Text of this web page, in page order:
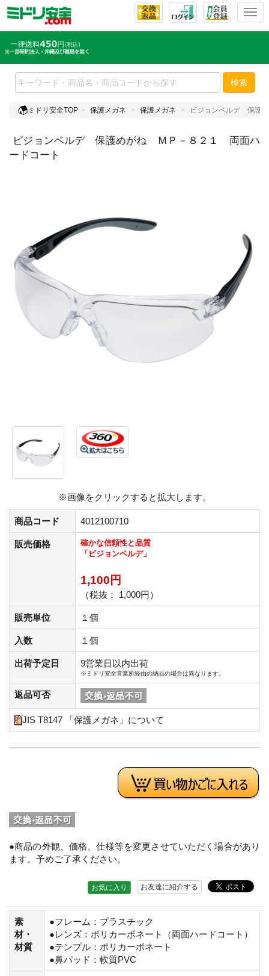
T
l
e
n
v
g
検索
ミドリ安全TOP 保護メガネ 保護メガネ ビジョンベルデ 保護
ビジョンベルデ 保護めがね ＭＰ－８２１ 両面ハ
ードコート
※画像をクリックすると拡大します。
商品コード 4012100710
販売価格
確かな信頼性と品質
「ビジョンベルデ」
1,100円
（税抜： 1,000円）
販売単位 １個
入数 １個
出荷予定日 9営業日以内出荷
※ミドリ安全営業所経由の納品の場合は異なります。
返品可否
JIS T8147 「保護メガネ」について
●商品の外観、価格、仕様等を変更させていただく場合があり
ます。予めご了承ください。
お友達に紹介する
お気に入り
素
材・
材質
●フレーム：プラスチック
●レンズ：ポリカーボネート（両面ハードコート）
●テンプル：ポリカーボネート
●鼻パッド：軟質PVC